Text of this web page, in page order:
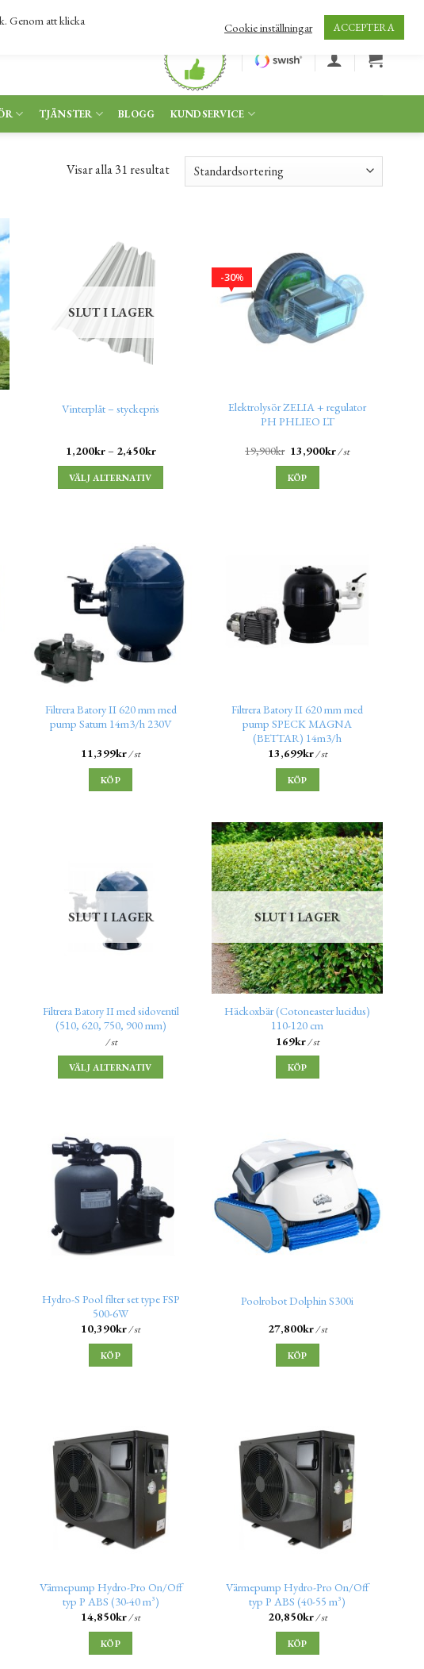
TJÄNSTER BLOGG KUNDSERVICE
Visar alla 31 resultat
SLUT I LAGER
Vinterplåt – styckepris
1,200kr– 2,450kr
VÄLJ ALTERNATIV
%
30
Elektrolysör ZELIA + regulator
PH PHLIEO LT
19,900kr 13,900kr/ st
KÖP
Filtrera Batory II 620 mm med
pump Saturn 14m3/h 230V
11,399kr/ st
KÖP
Filtrera Batory II 620 mm med
pump SPECK MAGNA
(BETTAR) 14m3/h
13,699kr/ st
KÖP
SLUT I LAGER
Filtrera Batory II med sidoventil
(510, 620, 750, 900 mm)
/ st
VÄLJ ALTERNATIV
SLUT I LAGER
Häckoxbär (Cotoneaster lucidus)
110-120 cm
169kr/ st
KÖP
Hydro-S Pool filter set type FSP
500-6W
10,390kr/ st
KÖP
Poolrobot Dolphin S300i
27,800kr/ st
KÖP
Värmepump Hydro-Pro On/Off
typ P ABS (30-40 m³)
14,850kr/ st
KÖP
Värmepump Hydro-Pro On/Off
typ P ABS (40-55 m³)
20,850kr/ st
KÖP
Genom att klicka
Cookie inställningar ACCEPTERA